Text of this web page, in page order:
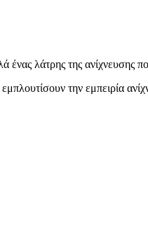
ένας λάτρης της
την εμπειρία